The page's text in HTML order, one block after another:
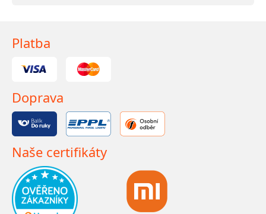
Platba
Doprava
Naše certifikáty